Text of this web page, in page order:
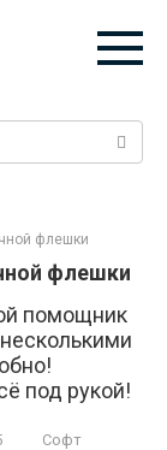
флешки
флешки
помощник
под рукой!
Софт